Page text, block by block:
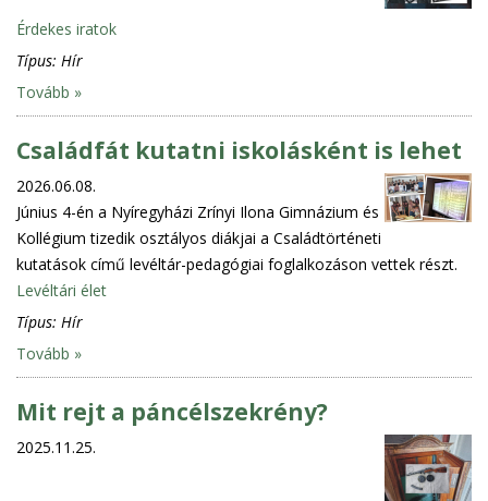
Érdekes iratok
Típus: Hír
Tovább »
Családfát kutatni iskolásként is lehet
2026.06.08.
Június 4-én a Nyíregyházi Zrínyi Ilona Gimnázium és
Kollégium tizedik osztályos diákjai a Családtörténeti
kutatások című levéltár-pedagógiai foglalkozáson vettek részt.
Levéltári élet
Típus: Hír
Tovább »
Mit rejt a páncélszekrény?
2025.11.25.